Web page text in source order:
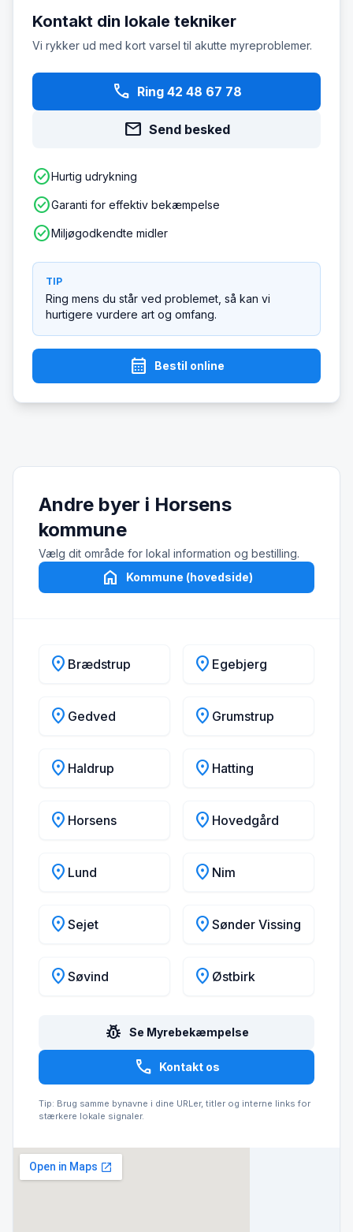
Kontakt din lokale tekniker
Vi rykker ud med kort varsel til akutte myreproblemer.
phone Ring 42 48 67 78
mail Send besked
check_circleHurtig udrykning
check_circleGaranti for effektiv bekæmpelse
check_circleMiljøgodkendte midler
TIP
Ring mens du står ved problemet, så kan vi
hurtigere vurdere art og omfang.
calendar_month Bestil online
Andre byer i Horsens
kommune
Vælg dit område for lokal information og bestilling.
home Kommune (hovedside)
location_on Brædstrup location_on Egebjerg
location_on Gedved location_on Grumstrup
location_on Haldrup location_on Hatting
location_on Horsens location_on Hovedgård
location_on Lund location_on Nim
location_on Sejet location_on Sønder Vissing
location_on Søvind location_on Østbirk
pest_control Se Myrebekæmpelse
call Kontakt os
Tip: Brug samme bynavne i dine URLer, titler og interne links for
stærkere lokale signaler.